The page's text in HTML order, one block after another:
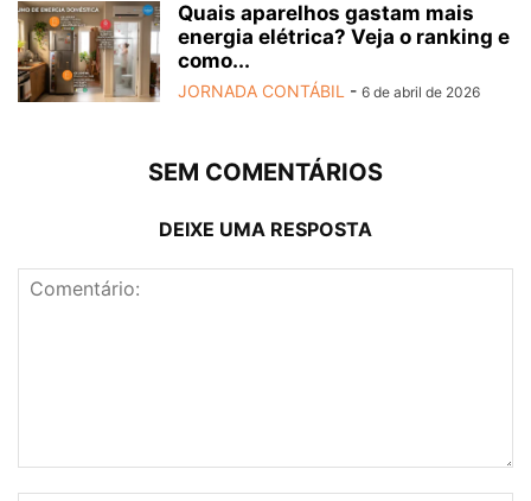
Quais aparelhos gastam mais
energia elétrica? Veja o ranking e
como...
JORNADA CONTÁBIL - 6 de abril de 2026
SEM COMENTÁRIOS
DEIXE UMA RESPOSTA